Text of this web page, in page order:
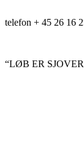
telefon + 45 26 16
“LØB ER